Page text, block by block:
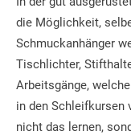
die Möglichkeit,
Schmuckanhänger
Tischlichter,
Arbeitsgänge,
in den Schleifkursen
nicht das lernen,